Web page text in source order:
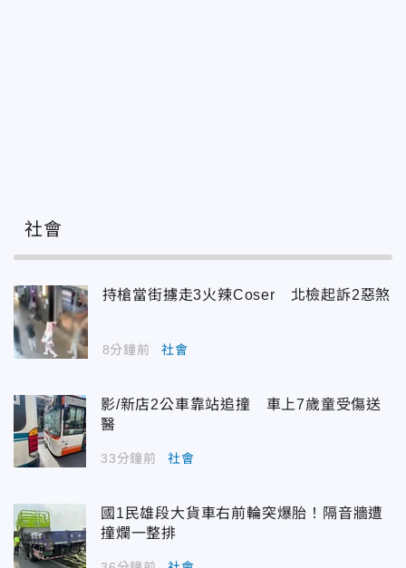
社會
持槍當街擄走3火辣Coser 北檢起訴2惡煞
8分鐘前 社會
影/新店2公車靠站追撞 車上7歲童受傷送
醫
33分鐘前 社會
國1民雄段大貨車右前輪突爆胎！隔音牆遭
撞爛一整排